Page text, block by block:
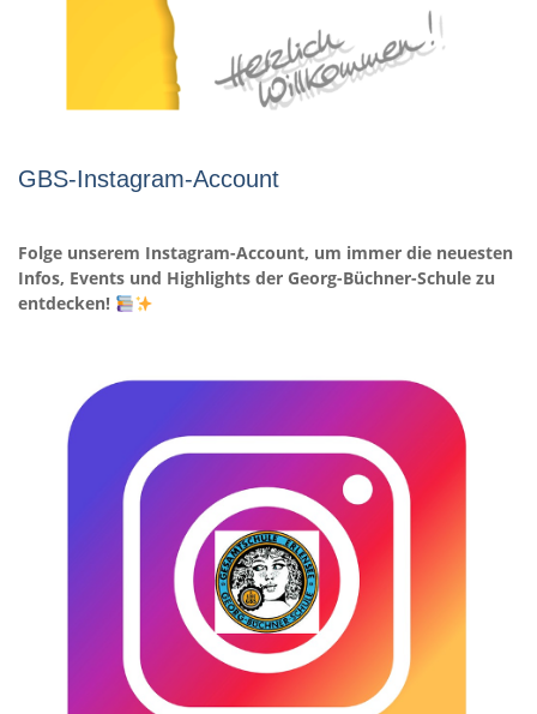
GBS-Instagram-Account
Folge unserem Instagram-Account, um immer die neuesten
Infos, Events und Highlights der Georg-Büchner-Schule zu
entdecken!